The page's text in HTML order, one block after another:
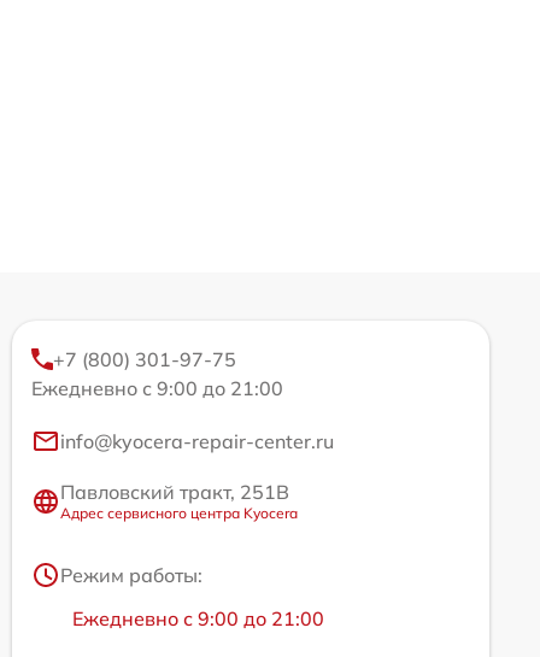
+7 (800) 301-97-75
Ежедневно с 9:00 до 21:00
info@kyocera-repair-center.ru
Павловский тракт, 251В
Адрес сервисного центра Kyocera
Режим работы:
Ежедневно с 9:00 до 21:00